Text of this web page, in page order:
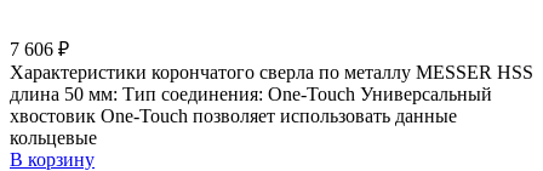
7 606 ₽
Характеристики корончатого сверла по металлу MESSER HSS
длина 50 мм: Тип соединения: One-Touch Универсальный
хвостовик Оne-Touch позволяет использовать данные
кольцевые
В корзину